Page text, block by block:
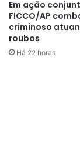
cesta”, disse a
As
do tipo
Em ação
FICCO/AP
criminoso
roubos
Há 22 horas